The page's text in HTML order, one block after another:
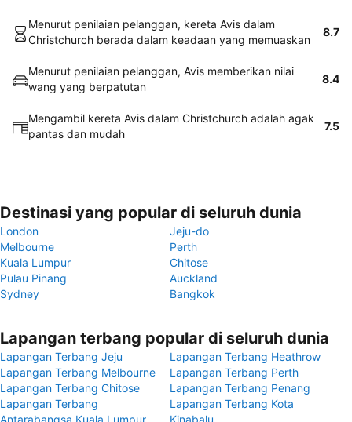
Menurut penilaian pelanggan, kereta Avis dalam
Christchurch berada dalam keadaan yang memuaskan
8.7
Menurut penilaian pelanggan, Avis memberikan nilai
wang yang berpatutan
8.4
Mengambil kereta Avis dalam Christchurch adalah agak
pantas dan mudah
7.5
Destinasi yang popular di seluruh dunia
London
Jeju-do
Melbourne
Perth
Kuala Lumpur
Chitose
Pulau Pinang
Auckland
Sydney
Bangkok
Lapangan terbang popular di seluruh dunia
Lapangan Terbang Jeju
Lapangan Terbang Heathrow
Lapangan Terbang Melbourne
Lapangan Terbang Perth
Lapangan Terbang Chitose
Lapangan Terbang Penang
Lapangan Terbang
Antarabangsa Kuala Lumpur
Lapangan Terbang Kota
Kinabalu